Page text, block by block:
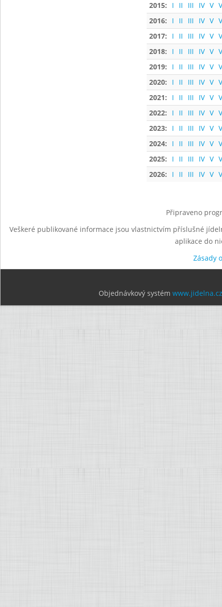
2015:
I II III IV V
2016:
I II III IV V
2017:
I II III IV V
2018:
I II III IV V
2019:
I II III IV V
2020:
I II III IV V
2021:
I II III IV V
2022:
I II III IV V
2023:
I II III IV V
2024:
I II III IV V
2025:
I II III IV V
2026:
I II III IV V
Připraveno
Veškeré publikované informace jsou vlastnictvím příslušné
aplikace do
Zásady
Objednávkový systém www.jidelna.cz